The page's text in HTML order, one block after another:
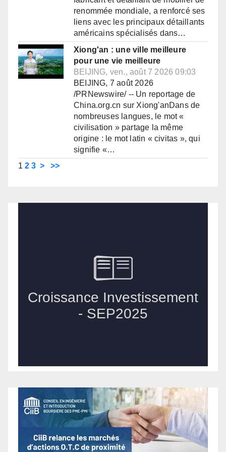
renommée mondiale, a renforcé ses
liens avec les principaux détaillants
américains spécialisés dans…
Xiong'an : une ville meilleure
pour une vie meilleure
BEIJING, ven., août 7 2026 09:03
BEIJING, 7 août 2026
/PRNewswire/ -- Un reportage de
China.org.cn sur Xiong'anDans de
nombreuses langues, le mot «
civilisation » partage la même
origine : le mot latin « civitas », qui
signifie «…
1 2 3 > >>